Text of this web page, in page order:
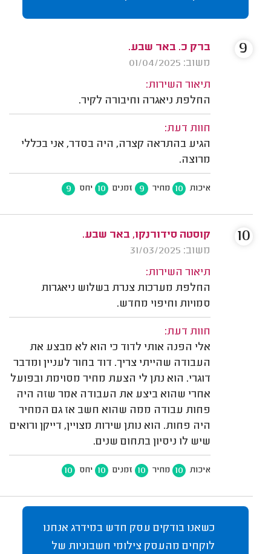
ברק כ. באר שבע.
משוב: 01/04/2025
תיאור השירות:
החלפת ניאגרה וחיבורה לקיר.
חוות דעת:
הגיע בהתראה קצרה, היה בסדר, אני בכללי
מרוצה.
איכות 10 מחיר 9 זמנים 10 יחס 9
9
קוסטה סידורנקו, באר שבע.
משוב: 31/03/2025
תיאור השירות:
החלפת מערכות צנרת בשלוש ניאגרות
סמויות וחיפוי מחדש.
חוות דעת:
אלי הפנה אותי לדוד כי הוא לא מבצע את
העבודה שהייתי צריך. דוד בחור לעניין ומדבר
דוגרי. הוא נתן לי הצעת מחיר מסוימת ובפועל
אחרי שהוא ביצע את העבודה אמר שזה היה
פחות עבודה ממה שהוא חשב אז גם המחיר
היה פחות. הוא נותן שירות מצויין, דייקן ורואים
שיש לו ניסיון בתחום שנים.
איכות 10 מחיר 10 זמנים 10 יחס 10
10
כשאנו בודקים עסק חדש במידרג אנחנו
לוקחים מהעסק צילומי חשבוניות של